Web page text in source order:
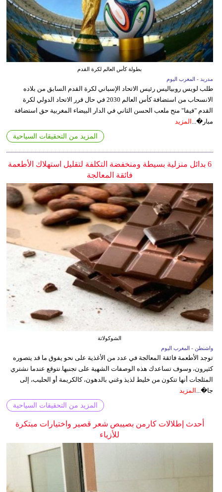
بطولة كأس العالم لكرة القدم
مدريد - المغرب اليوم
طلب لويس روبياليس رئيس الاتحاد الإسباني لكرة القدم السابق من بلاده
الانسحاب من استضافة كأس العالم 2030 في حال قرر الاتحاد الدولي لكرة
القدم "فيفا" منح ملعب الحسن الثاني في الدار البيضاء المغربية حق استضافة
مبار�... المزيد
المزيد من التحقيقات السياحية
6 بدائل منزلية بسيطة ومنخفضة التكلفة لتقليل استهلاك الأطعمة
فائقة المعالجة
الشوكولاتة
واشنطن - المغرب اليوم
توجد الأطعمة فائقة المعالجة في عدد من الأغذية على نحو يفوق ما قد يتصوره
كثيرون، وسوف تساعدك هذه الوصفات الشهية على تجنبها.نتوقع عندما نشتري
المثلجات أنها تتكون من خليط لذيذ وغني بالدهون، كالكريمة أو الحليب، إلى
جا�... المزيد
المزيد من التحقيقات السياحية
أحدث إطلالات كارمن بصيبص شعر قصير واختيارات مبتكرة
للأزياء